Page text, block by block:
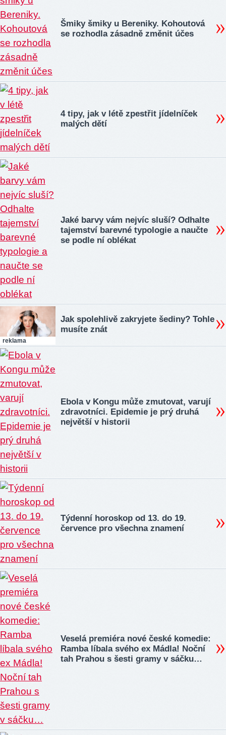
Šmiky šmiky u Bereniky. Kohoutová
se rozhodla zásadně změnit účes
4 tipy, jak v létě zpestřit jídelníček
malých dětí
Jaké barvy vám nejvíc sluší? Odhalte
tajemství barevné typologie a naučte
se podle ní oblékat
reklama
Jak spolehlivě zakryjete šediny? Tohle
musíte znát
Ebola v Kongu může zmutovat, varují
zdravotníci. Epidemie je prý druhá
největší v historii
Týdenní horoskop od 13. do 19.
července pro všechna znamení
Veselá premiéra nové české komedie:
Ramba líbala svého ex Mádla! Noční
tah Prahou s šesti gramy v sáčku…